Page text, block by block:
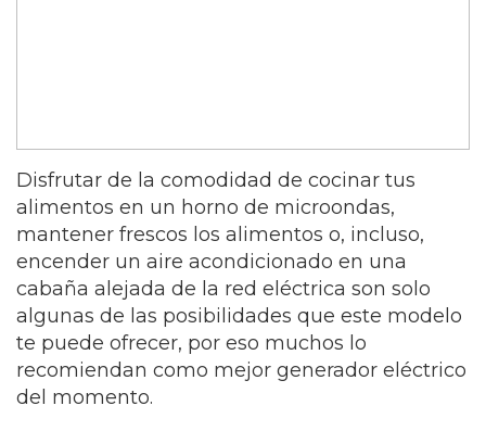
Disfrutar de la comodidad de cocinar tus
alimentos en un horno de microondas,
mantener frescos los alimentos o, incluso,
encender un aire acondicionado en una
cabaña alejada de la red eléctrica son solo
algunas de las posibilidades que este modelo
te puede ofrecer, por eso muchos lo
recomiendan como mejor generador eléctrico
del momento.